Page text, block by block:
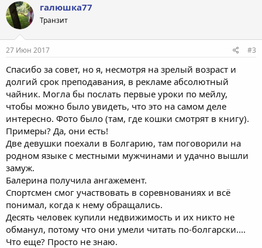
галюшка77
Транзит
27 Июн 2017 #3
Спасибо за совет, но я, несмотря на зрелый возраст и
долгий срок преподавания, в рекламе абсолютный
чайник. Могла бы послать первые уроки по мейлу,
чтобы можно было увидеть, что это на самом деле
интересно. Фото было (там, где кошки смотрят в книгу).
Примеры? Да, они есть!
Две девушки поехали в Болгарию, там поговорили на
родном языке с местными мужчинами и удачно вышли
замуж.
Балерина получила ангажемент.
Спортсмен смог участвовать в соревнованиях и всё
понимал, когда к нему обращались.
Десять человек купили недвижимость и их никто не
обманул, потому что они умели читать по-болгарски....
Что еще? Просто не знаю.